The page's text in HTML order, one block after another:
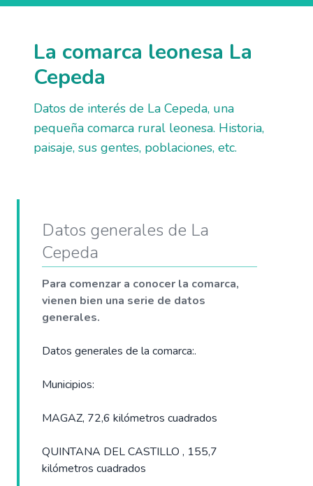
La comarca leonesa La
Cepeda
Datos de interés de La Cepeda, una
pequeña comarca rural leonesa. Historia,
paisaje, sus gentes, poblaciones, etc.
Datos generales de La
Cepeda
Para comenzar a conocer la comarca,
vienen bien una serie de datos
generales.
Datos generales de la comarca:.
Municipios:
MAGAZ, 72,6 kilómetros cuadrados
QUINTANA DEL CASTILLO , 155,7
kilómetros cuadrados